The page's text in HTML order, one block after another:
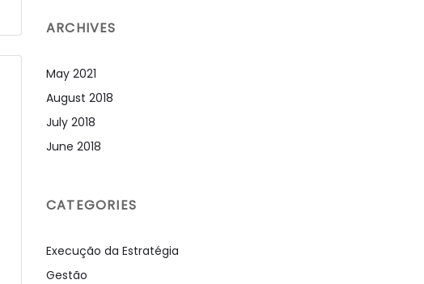
ARCHIVES
May 2021
August 2018
July 2018
June 2018
CATEGORIES
Execução da Estratégia
Gestão